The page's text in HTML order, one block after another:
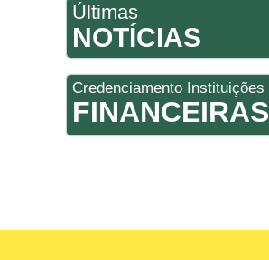
Últimas
NOTÍCIAS
Credenciamento Instituições
FINANCEIRAS